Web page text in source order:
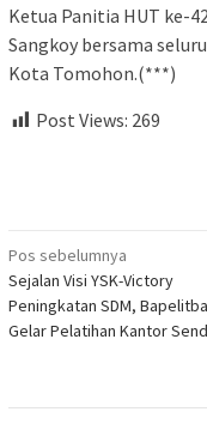
Ketua Panitia HUT ke-
Sangkoy bersama
Kota Tomohon.(***)
Post Views: 269
Navigasi
pos
Pos sebelumnya
Sejalan Visi YSK-Victory
Peningkatan SDM,
Gelar Pelatihan Kantor